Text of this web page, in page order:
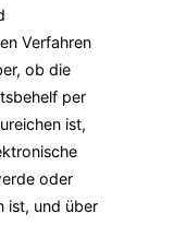
Verfahren
ob die
per
ist,
oder
ist, und über